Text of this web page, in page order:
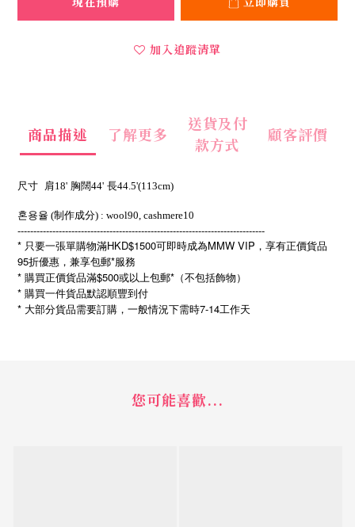
加入追蹤清單
商品描述 了解更多
送貨及付
款方式
顧客評價
尺寸 肩18' 胸闊44' 長44.5'(113cm)
혼용율 (制作成分) : wool90, cashmere10
------------------------------------------------------------------------------
* 只要一張單購物滿HKD$1500可即時成為MMW VIP，享有正價貨品
95折優惠，兼享包郵*服務
* 購買正價貨品滿$500或以上包郵*（不包括飾物）
* 購買一件貨品默認順豐到付
* 大部分貨品需要訂購，一般情況下需時7-14工作天
您可能喜歡...